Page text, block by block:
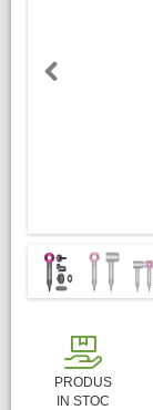
PRODUS
IN STOC